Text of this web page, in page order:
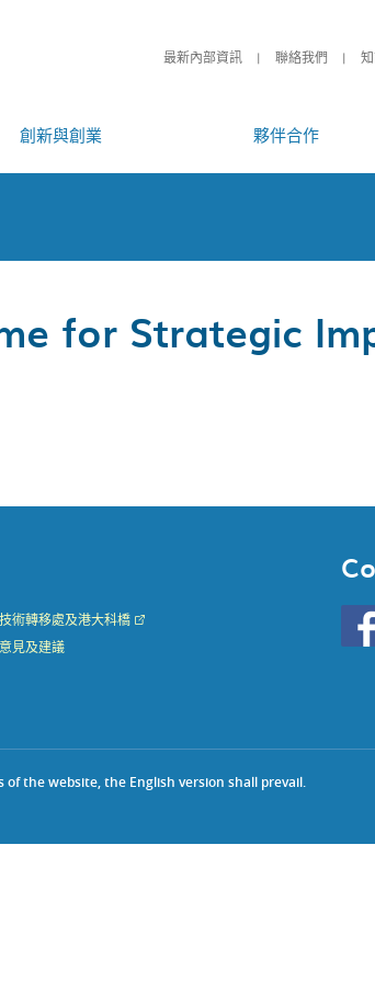
最新內部資訊 聯絡我們
創新與創業 夥伴合作
for Strategic
技術轉移處及港大科橋
意見及建議
HKU
the website, the English version shall prevail.